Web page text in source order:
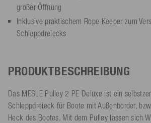
großer Öffnung
Inklusive praktischem Rope Keeper zum
Schleppdreiecks
PRODUKTBESCHREIBUNG
Das MESLE Pulley 2 PE Deluxe ist ein
Schleppdreieck für Boote mit Außenborder,
Heck des Bootes. Mit dem Pulley lassen sich